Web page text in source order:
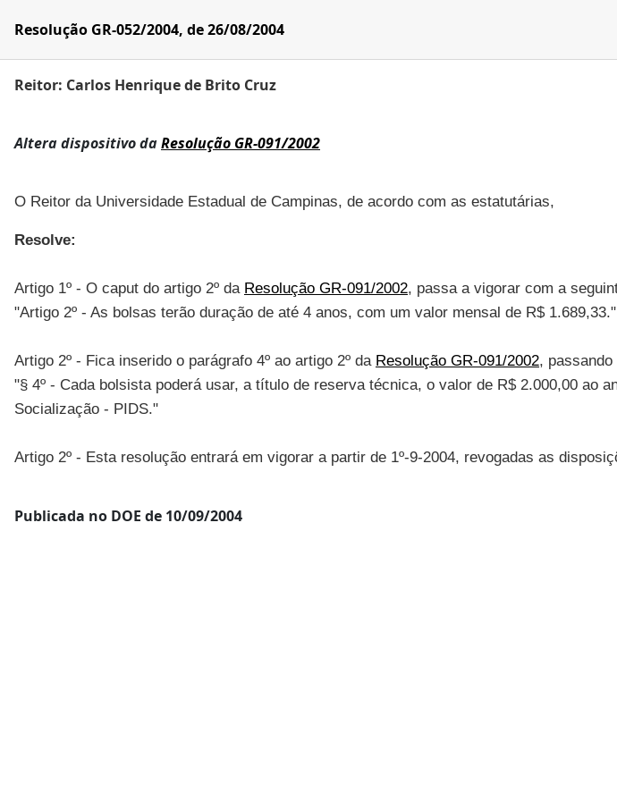
Resolução GR-052/2004, de 26/08/2004
Reitor: Carlos Henrique de Brito Cruz
Altera dispositivo daResolução GR-091/2002
O Reitor da Universidade Estadual de Campinas, de acordo com as estatutárias,
Resolve:
Artigo 1º - O caput do artigo 2º da Resolução GR-091/2002, passa a vigorar com a
"Artigo 2º - As bolsas terão duração de até 4 anos, com um valor mensal de R$ 1.689,33."
Artigo 2º - Fica inserido o parágrafo 4º ao artigo 2º da Resolução GR-091/2002,
"§ 4º - Cada bolsista poderá usar, a título de reserva técnica, o valor de R$ 2.000,00 ao
Socialização - PIDS."
Artigo 2º - Esta resolução entrará em vigorar a partir de 1º-9-2004, revogadas as
Publicada no DOE de 10/09/2004